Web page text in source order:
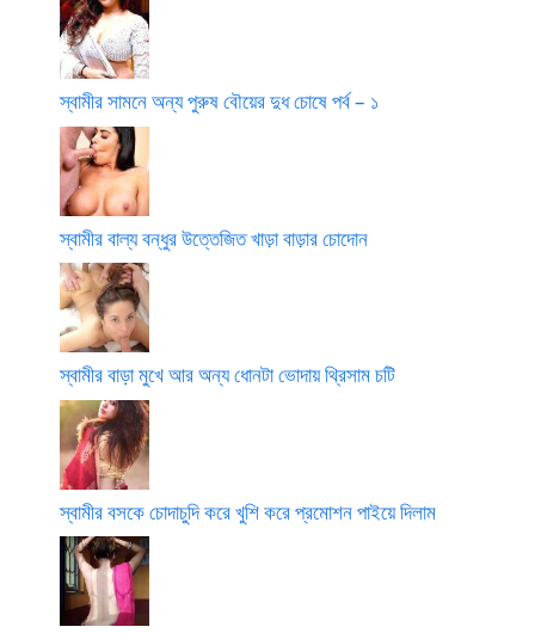
স্বামীর সামনে অন্য পুরুষ বৌয়ের দুধ চোষে পর্ব – ১
স্বামীর বাল্য বন্ধুর উত্তেজিত খাড়া বাড়ার চোদোন
স্বামীর বাড়া মুখে আর অন্য ধোনটা ভোদায় থ্রিসাম চটি
স্বামীর বসকে চোদাচুদি করে খুশি করে প্রমোশন পাইয়ে দিলাম